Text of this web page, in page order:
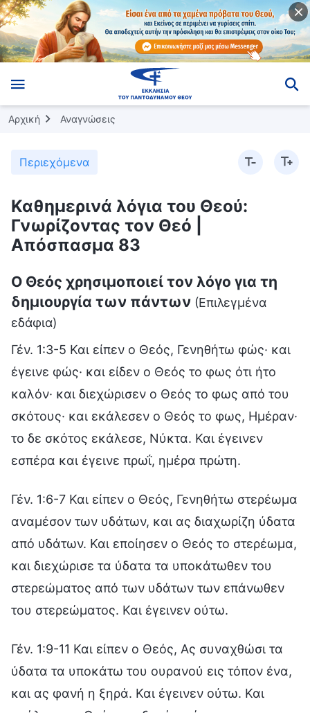
Αρχική Αναγνώσεις
Περιεχόμενα
Καθημερινά λόγια του Θεού:
Γνωρίζοντας τον Θεό |
Απόσπασμα 83
Ο Θεός χρησιμοποιεί τον λόγο για τη
δημιουργία των πάντων (Επιλεγμένα
εδάφια)
Γέν. 1:3-5 Και είπεν ο Θεός, Γενηθήτω φώς· και
έγεινε φώς· και είδεν ο Θεός το φως ότι ήτο
καλόν· και διεχώρισεν ο Θεός το φως από του
σκότους· και εκάλεσεν ο Θεός το φως, Ημέραν·
το δε σκότος εκάλεσε, Νύκτα. Και έγεινεν
εσπέρα και έγεινε πρωΐ, ημέρα πρώτη.
Γέν. 1:6-7 Και είπεν ο Θεός, Γενηθήτω στερέωμα
αναμέσον των υδάτων, και ας διαχωρίζη ύδατα
από υδάτων. Και εποίησεν ο Θεός το στερέωμα,
και διεχώρισε τα ύδατα τα υποκάτωθεν του
στερεώματος από των υδάτων των επάνωθεν
του στερεώματος. Και έγεινεν ούτω.
Γέν. 1:9-11 Και είπεν ο Θεός, Ας συναχθώσι τα
ύδατα τα υποκάτω του ουρανού εις τόπον ένα,
και ας φανή η ξηρά. Και έγεινεν ούτω. Και